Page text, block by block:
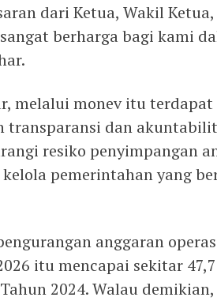
dari Ketua, Wakil
berharga bagi kami
melalui monev itu
transparansi dan
resiko penyimpangan
pemerintahan yang
anggaran
itu mencapai sekitar
2024. Walau